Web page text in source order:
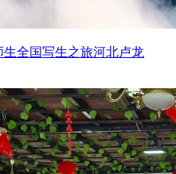
全国写生之旅河北卢龙